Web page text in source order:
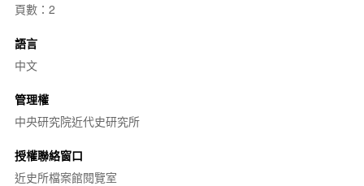
頁數：2
語言
中文
管理權
中央研究院近代史研究所
授權聯絡窗口
近史所檔案館閱覽室